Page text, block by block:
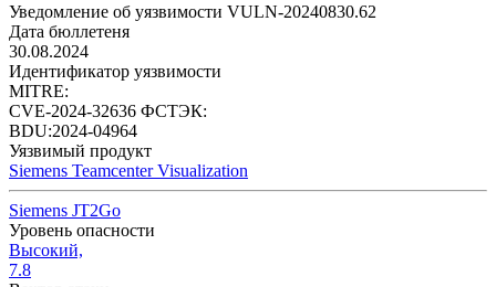
Уведомление об уязвимости VULN-20240830.62
Дата бюллетеня
30.08.2024
Идентификатор уязвимости
MITRE:
CVE-2024-32636 ФСТЭК:
BDU:2024-04964
Уязвимый продукт
Siemens Teamcenter Visualization
Siemens JT2Go
Уровень опасности
Высокий,
7.8